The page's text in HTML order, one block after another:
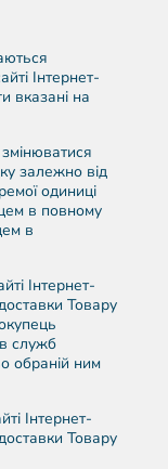
Інтернет-
вказані на
залежно від
одиниці
в повному
в
Інтернет-
Товару
служб
обраній ним
Інтернет-
Товару